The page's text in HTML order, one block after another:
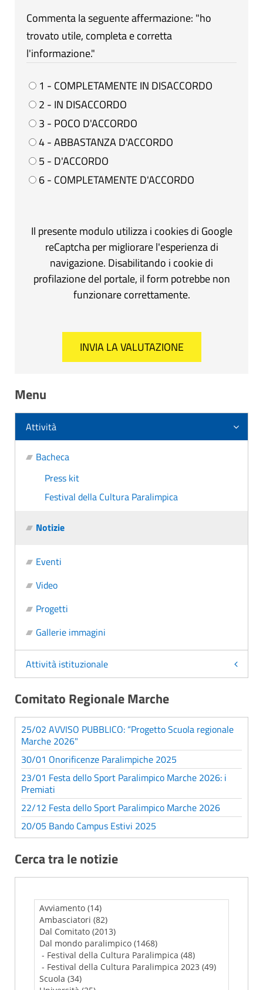
Commenta la seguente affermazione: "ho
trovato utile, completa e corretta
l'informazione."
1 - COMPLETAMENTE IN DISACCORDO
2 - IN DISACCORDO
3 - POCO D'ACCORDO
4 - ABBASTANZA D'ACCORDO
5 - D'ACCORDO
6 - COMPLETAMENTE D'ACCORDO
Il presente modulo utilizza i cookies di Google
reCaptcha per migliorare l'esperienza di
navigazione. Disabilitando i cookie di
profilazione del portale, il form potrebbe non
funzionare correttamente.
Menu
Attività
Bacheca
Press kit
Festival della Cultura Paralimpica
Notizie
Eventi
Video
Progetti
Gallerie immagini
Attività istituzionale
Comitato Regionale Marche
25/02 AVVISO PUBBLICO: “Progetto Scuola regionale
Marche 2026"
30/01 Onorificenze Paralimpiche 2025
23/01 Festa dello Sport Paralimpico Marche 2026: i
Premiati
22/12 Festa dello Sport Paralimpico Marche 2026
20/05 Bando Campus Estivi 2025
Cerca tra le notizie